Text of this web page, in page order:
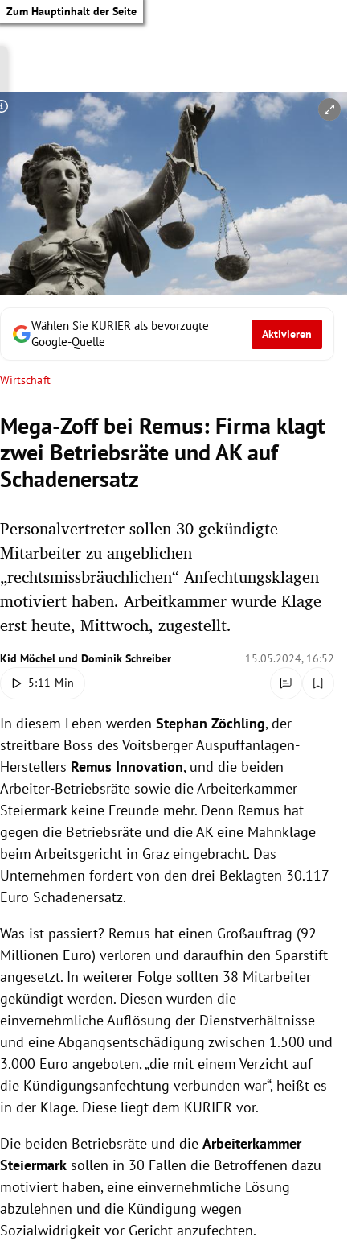
Zum Hauptinhalt der Seite
Untermenü
Untermenü
Untermenü
Untermenü
Untermenü
Untermenü
Untermenü
Untermenü
Wählen Sie KURIER als bevorzugte
Google-Quelle
Aktivieren
Wirtschaft
Mega-Zoff bei Remus: Firma klagt
zwei Betriebsräte und AK auf
Schadenersatz
Personalvertreter sollen 30 gekündigte
Mitarbeiter zu angeblichen
„rechtsmissbräuchlichen“ Anfechtungsklagen
motiviert haben. Arbeitkammer wurde Klage
erst heute, Mittwoch, zugestellt.
Kid Möchel und Dominik Schreiber
15.05.2024, 16:52
5:11 Min
Copyright-Hinweis öffnen/schließen
In diesem Leben werden Stephan Zöchling, der
streitbare Boss des Voitsberger Auspuffanlagen-
Herstellers Remus Innovation, und die beiden
Arbeiter-Betriebsräte sowie die Arbeiterkammer
Steiermark keine Freunde mehr. Denn Remus hat
gegen die Betriebsräte und die AK eine Mahnklage
beim Arbeitsgericht in Graz eingebracht. Das
Unternehmen fordert von den drei Beklagten 30.117
Euro Schadenersatz.
Was ist passiert? Remus hat einen Großauftrag (92
Millionen Euro) verloren und daraufhin den Sparstift
angesetzt. In weiterer Folge sollten 38 Mitarbeiter
gekündigt werden. Diesen wurden die
einvernehmliche Auflösung der Dienstverhältnisse
und eine Abgangsentschädigung zwischen 1.500 und
3.000 Euro angeboten, „die mit einem Verzicht auf
die Kündigungsanfechtung verbunden war“, heißt es
in der Klage. Diese liegt dem KURIER vor.
Die beiden Betriebsräte und die Arbeiterkammer
Steiermark sollen in 30 Fällen die Betroffenen dazu
motiviert haben, eine einvernehmliche Lösung
abzulehnen und die Kündigung wegen
Sozialwidrigkeit vor Gericht anzufechten.